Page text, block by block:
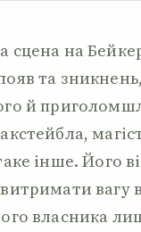
на
та
й
інше. Його
вагу
власника